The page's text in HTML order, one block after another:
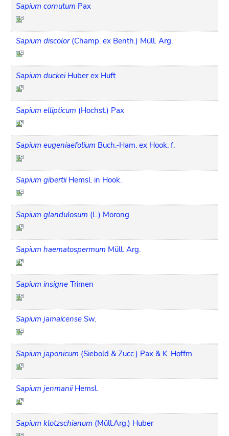
Sapium cornutum Pax
Sapium discolor (Champ. ex Benth.) Müll. Arg.
Sapium duckei Huber ex Huft
Sapium ellipticum (Hochst.) Pax
Sapium eugeniaefolium Buch.-Ham. ex Hook. f.
Sapium gibertii Hemsl. in Hook.
Sapium glandulosum (L.) Morong
Sapium haematospermum Müll. Arg.
Sapium insigne Trimen
Sapium jamaicense Sw.
Sapium japonicum (Siebold & Zucc.) Pax & K. Hoffm.
Sapium jenmanii Hemsl.
Sapium klotzschianum (Müll.Arg.) Huber